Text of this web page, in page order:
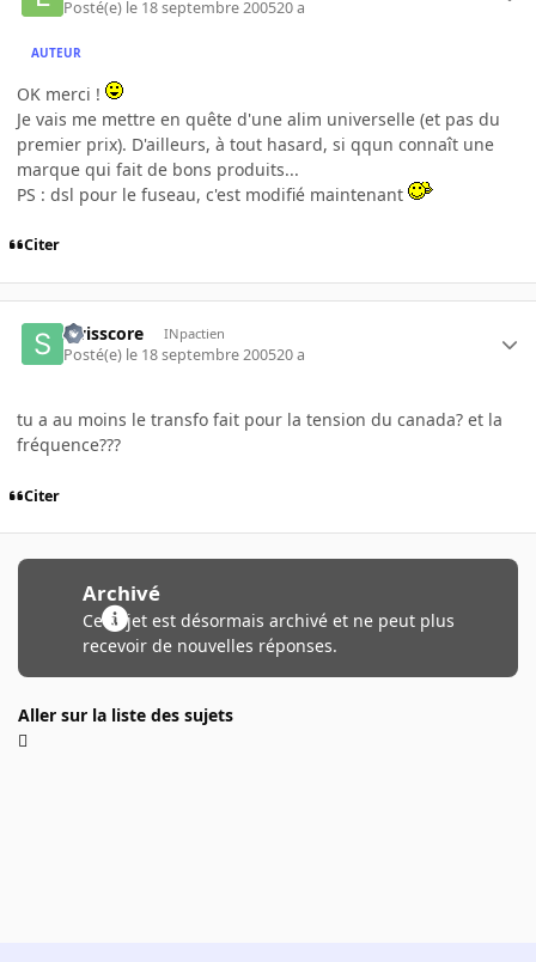
Posté(e) le 18 septembre 200520 a
AUTEUR
OK merci !
Je vais me mettre en quête d'une alim universelle (et pas du
premier prix). D'ailleurs, à tout hasard, si qqun connaît une
marque qui fait de bons produits...
PS : dsl pour le fuseau, c'est modifié maintenant
Citer
swisscore INpactien
Posté(e) le 18 septembre 200520 a
tu a au moins le transfo fait pour la tension du canada? et la
fréquence???
Citer
Archivé
Ce sujet est désormais archivé et ne peut plus
recevoir de nouvelles réponses.
Aller sur la liste des sujets